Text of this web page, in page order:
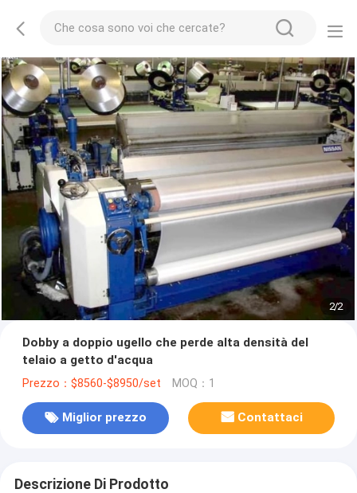
2/2
Dobby a doppio ugello che perde alta densità del
telaio a getto d'acqua
Prezzo：$8560-$8950/set MOQ：1
Miglior prezzo Contattaci
Descrizione Di Prodotto